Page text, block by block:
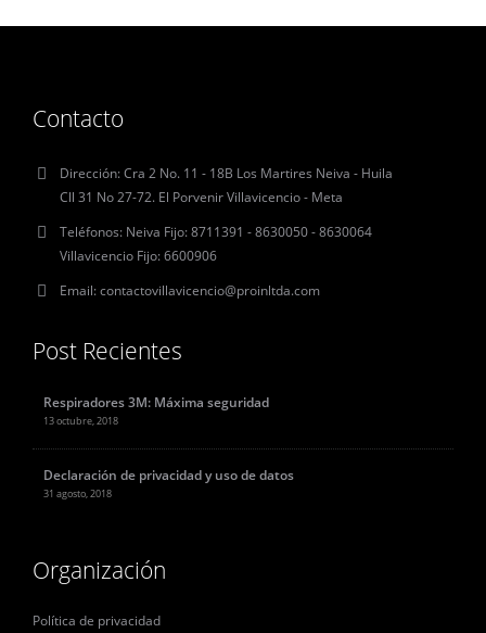
Contacto
Dirección:Cra 2 No. 11 - 18B Los Martires Neiva - Huila
Cll 31 No 27-72. El Porvenir Villavicencio - Meta
Teléfonos: Neiva Fijo: 8711391 - 8630050 - 8630064
Villavicencio Fijo: 6600906
Email:contactovillavicencio@proinltda.com
Post Recientes
Respiradores 3M: Máxima seguridad
13 octubre, 2018
Declaración de privacidad y uso de datos
31 agosto, 2018
Organización
Política de privacidad